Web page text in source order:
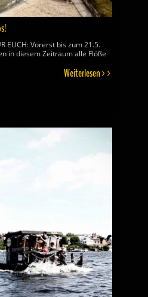
EUCH: Vorerst bis zum 21.5.
in diesem Zeitraum alle Flöße
Weiterlesen >>